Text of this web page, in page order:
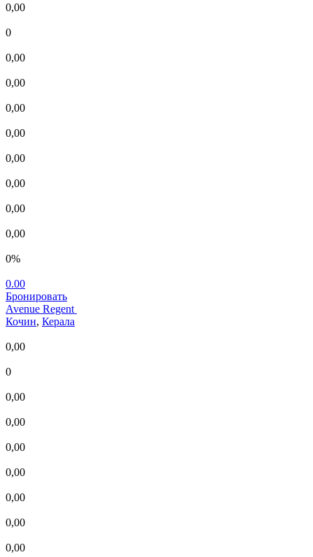
0,00
0
0,00
0,00
0,00
0,00
0,00
0,00
0,00
0,00
0%
0.00
Бронировать
Avenue Regent
Кочин, Керала
0,00
0
0,00
0,00
0,00
0,00
0,00
0,00
0,00